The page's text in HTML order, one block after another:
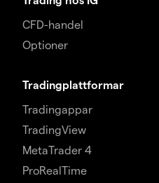
CFD-handel
Optioner
Tradingplattformar
Tradingappar
TradingView
MetaTrader 4
ProRealTime